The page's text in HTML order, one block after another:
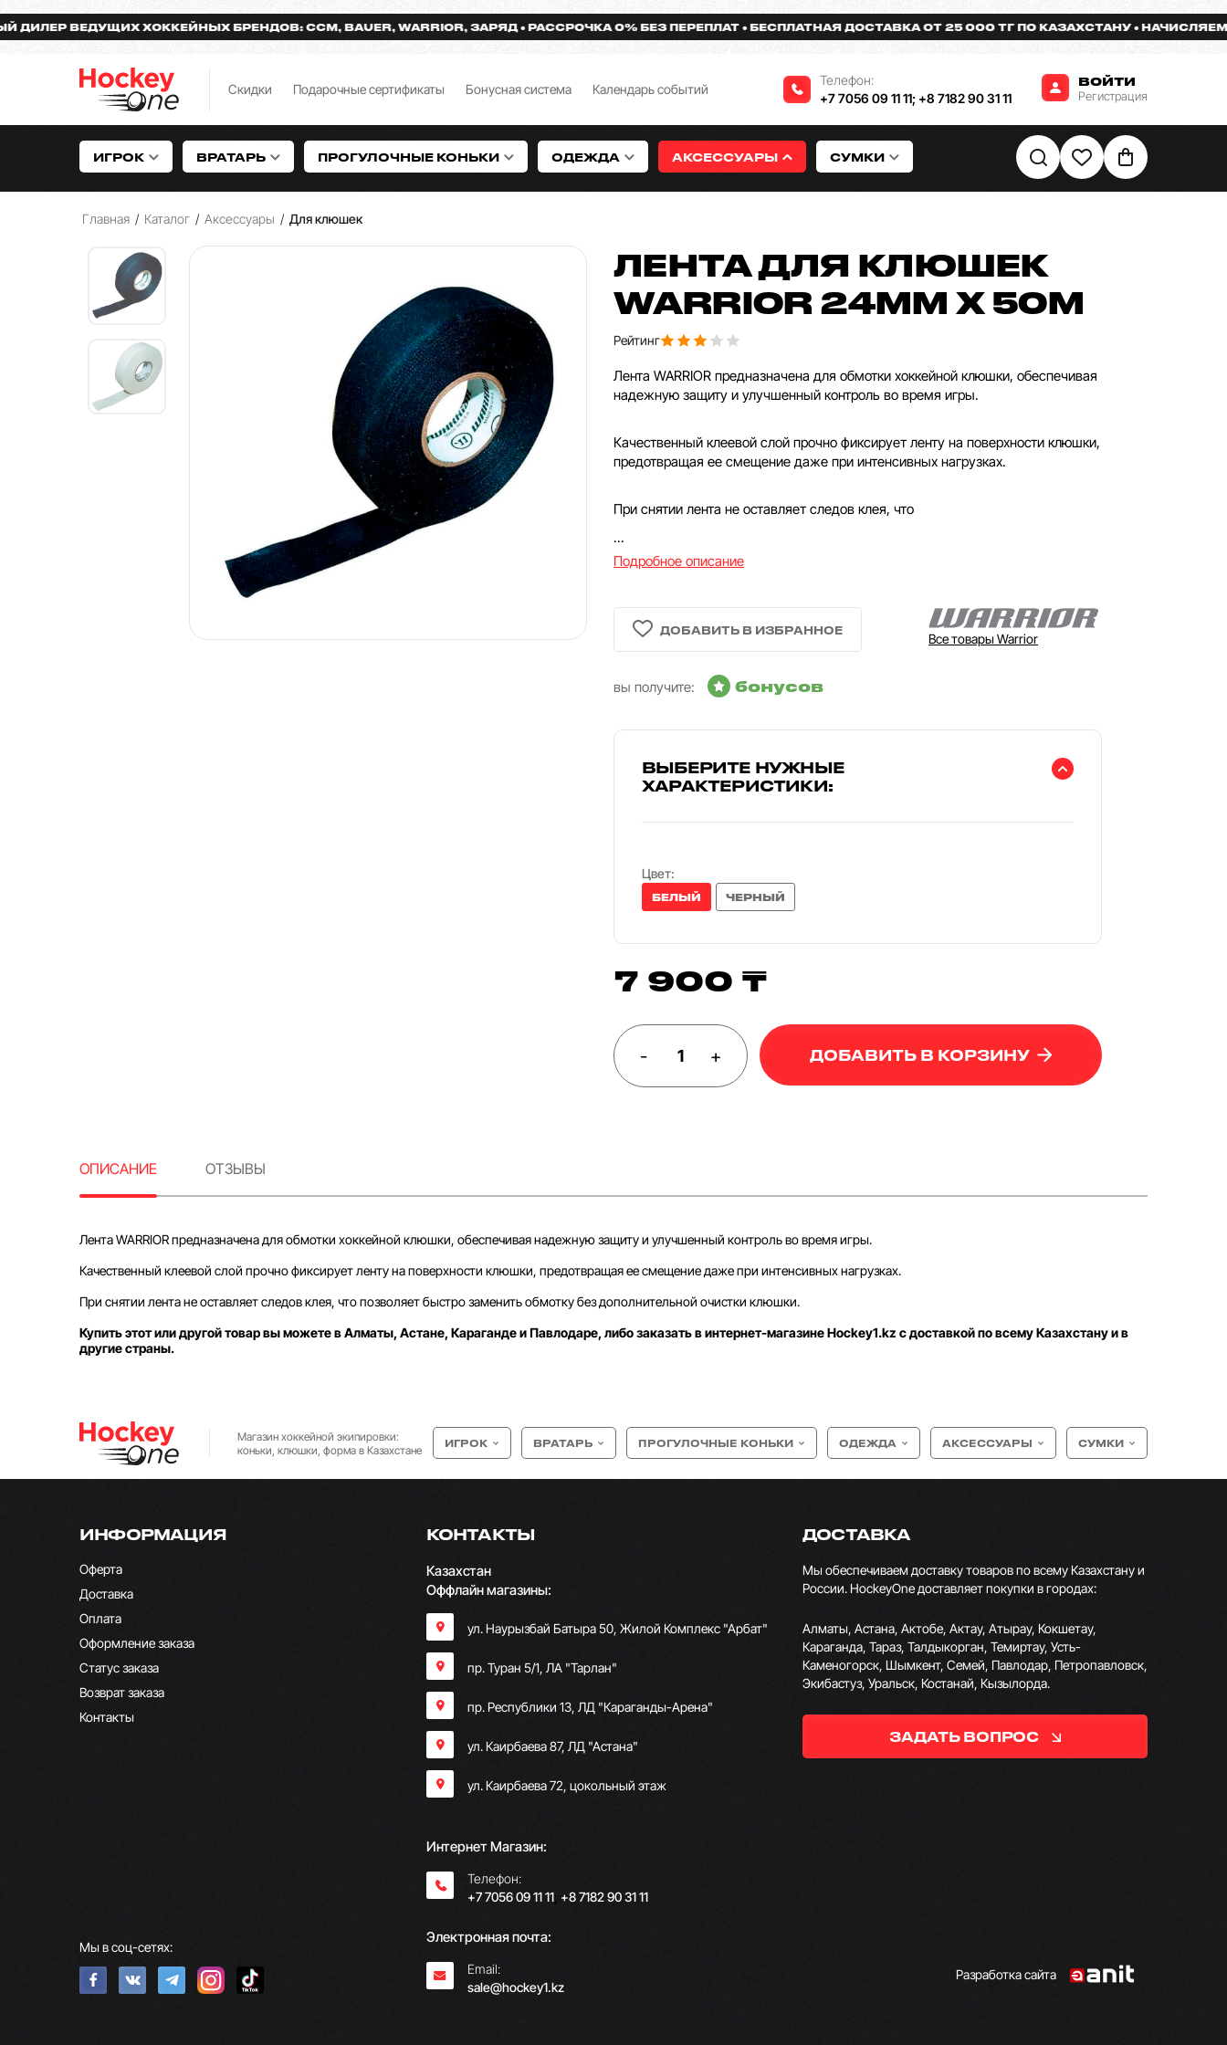
ВЕДУЩИХ ХОККЕЙНЫХ БРЕНДОВ: CCM, BAUER, WARRIOR, ЗАРЯД РАССРОЧКА 0% БЕЗ ПЕРЕПЛАТ БЕСПЛАТНАЯ ДОСТАВКА ОТ 25 000 ТГ ПО КАЗАХСТАНУ НАЧИСЛЯЕМ
Скидки Подарочные сертификаты Бонусная система Календарь событий
Телефон:
+7 7056 09 11 11; +8 7182 90 31 11
ВОЙТИ
Регистрация
ИГРОК ВРАТАРЬ ПРОГУЛОЧНЫЕ КОНЬКИ ОДЕЖДА АКСЕССУАРЫ СУМКИ
Главная / Каталог / Аксессуары / Для клюшек
ЛЕНТА ДЛЯ КЛЮШЕК
WARRIOR 24ММ Х 50М
Рейтинг
Лента WARRIOR предназначена для обмотки хоккейной клюшки, обеспечивая
надежную защиту и улучшенный контроль во время игры.
Качественный клеевой слой прочно фиксирует ленту на поверхности клюшки,
предотвращая ее смещение даже при интенсивных нагрузках.
При снятии лента не оставляет следов клея, что
...
Подробное описание
Все товары Warrior
вы получите: бонусов
ВЫБЕРИТЕ НУЖНЫЕ
ХАРАКТЕРИСТИКИ:
Цвет:
БЕЛЫЙ ЧЕРНЫЙ
7 900 ₸
- + ДОБАВИТЬ В КОРЗИНУ
ОПИСАНИЕ ОТЗЫВЫ
Лента WARRIOR предназначена для обмотки хоккейной клюшки, обеспечивая надежную защиту и улучшенный контроль во время игры.
Качественный клеевой слой прочно фиксирует ленту на поверхности клюшки, предотвращая ее смещение даже при интенсивных нагрузках.
При снятии лента не оставляет следов клея, что позволяет быстро заменить обмотку без дополнительной очистки клюшки.
Купить этот или другой товар вы можете в Алматы, Астане, Караганде и Павлодаре, либо заказать в интернет-магазине Hockey1.kz с доставкой по всему Казахстану и в
другие страны.
Магазин хоккейной экипировки:
коньки, клюшки, форма в Казахстане
ИГРОК ВРАТАРЬ ПРОГУЛОЧНЫЕ КОНЬКИ ОДЕЖДА АКСЕССУАРЫ СУМКИ
ИНФОРМАЦИЯ
Оферта
Доставка
Оплата
Оформление заказа
Статус заказа
Возврат заказа
Контакты
Мы в соц-сетях:
КОНТАКТЫ
Казахстан
Оффлайн магазины:
ул. Наурызбай Батыра 50, Жилой Комплекс "Арбат"
пр. Туран 5/1, ЛА "Тарлан"
пр. Республики 13, ​ЛД "Караганды-Арена"
ул. Каирбаева 87, ЛД "Астана"
ул. Каирбаева 72, цокольный этаж
Интернет Магазин:
Телефон:
+7 7056 09 11 11; +8 7182 90 31 11
Электронная почта:
Email:
sale@hockey1.kz
ДОСТАВКА
Мы обеспечиваем доставку товаров по всему Казахстану и
России. HockeyOne доставляет покупки в городах:
Алматы, Астана, Актобе, Актау, Атырау, Кокшетау,
Караганда, Тараз, Талдыкорган, Темиртау, Усть-
Каменогорск, Шымкент, Семей, Павлодар, Петропавловск,
Экибастуз, Уральск, Костанай, Кызылорда.
ЗАДАТЬ ВОПРОС
Разработка сайта